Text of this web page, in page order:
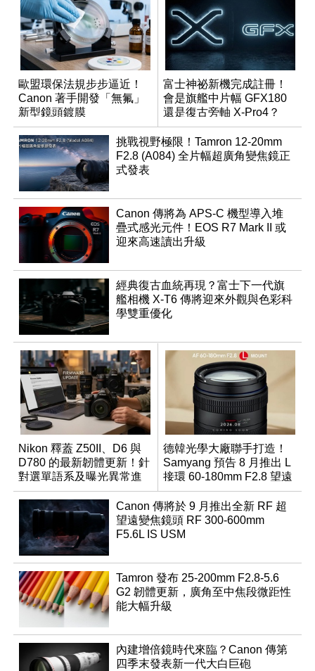
歐盟環保法規步步逼近！
Canon 著手開發「無氟」
新型鏡頭鍍膜
富士神祕新機完成註冊！
會是旗艦中片幅 GFX180
還是復古旁軸 X-Pro4？
挑戰視野極限！Tamron 12-20mm
F2.8 (A084) 全片幅超廣角變焦鏡正
式發表
Canon 傳將為 APS-C 機型導入堆
疊式感光元件！EOS R7 Mark II 或
迎來高速讀出升級
經典復古血統再現？富士下一代旗
艦相機 X-T6 傳將迎來外觀與色彩科
學雙重優化
Nikon 釋蓋 Z50II、D6 與
D780 的最新韌體更新！針
對選單語系及曝光異常進
行修復
德韓光學大廠聯手打造！
Samyang 預告 8 月推出 L
接環 60-180mm F2.8 望遠
變焦鏡
Canon 傳將於 9 月推出全新 RF 超
望遠變焦鏡頭 RF 300-600mm
F5.6L IS USM
Tamron 發布 25-200mm F2.8-5.6
G2 韌體更新，廣角至中焦段微距性
能大幅升級
內建增倍鏡時代來臨？Canon 傳第
四季末發表新一代大白巨砲